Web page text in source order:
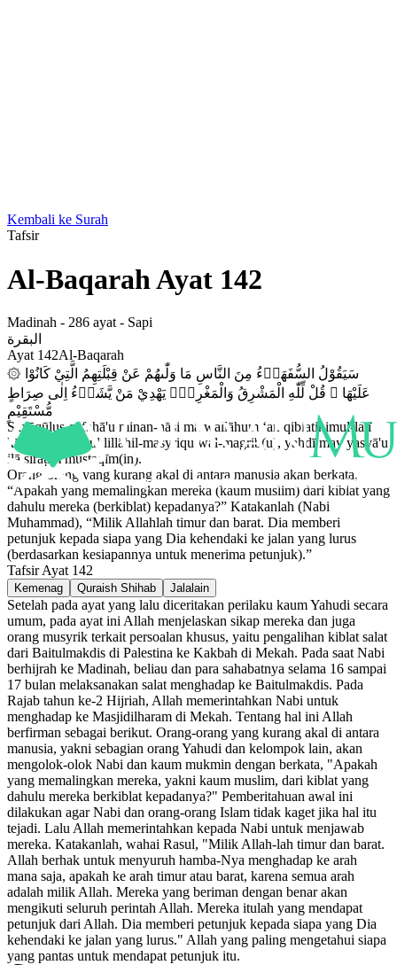
Kembali ke Surah
Tafsir
Al-BaqarahAyat 142
Madinah - 286 ayat - Sapi
البقرة
Ayat 142Al-Baqarah
۞ سَيَقُوْلُ السُّفَهَاۤءُ مِنَ النَّاسِ مَا وَلّٰىهُمْ عَنْ قِبْلَتِهِمُ الَّتِيْ كَانُوْا
عَلَيْهَا ۗ قُلْ لِّلّٰهِ الْمَشْرِقُ وَالْمَغْرِبُۗ يَهْدِيْ مَنْ يَّشَاۤءُ اِلٰى صِرَاطٍ
مُّسْتَقِيْمٍ
Sayāqūlus-sufahā'u minan-nāsi mā wallāhum ‘an qiblatihimul-latī
kānū ‘alaihā, qul lillāhil-masyriqu wal-magrib(u), yahdī may yasyā'u
ilā ṣirāṭim mustaqīm(in).
Orang-orang yang kurang akal di antara manusia akan berkata,
“Apakah yang memalingkan mereka (kaum muslim) dari kiblat yang
dahulu mereka (berkiblat) kepadanya?” Katakanlah (Nabi
Muhammad), “Milik Allahlah timur dan barat. Dia memberi
petunjuk kepada siapa yang Dia kehendaki ke jalan yang lurus
(berdasarkan kesiapannya untuk menerima petunjuk).”
Tafsir Ayat 142
Kemenag Quraish Shihab Jalalain
Setelah pada ayat yang lalu diceritakan perilaku kaum Yahudi secara
umum, pada ayat ini Allah menjelaskan sikap mereka dan juga
orang musyrik terkait persoalan khusus, yaitu pengalihan kiblat salat
dari Baitulmakdis di Palestina ke Kakbah di Mekah. Pada saat Nabi
berhijrah ke Madinah, beliau dan para sahabatnya selama 16 sampai
17 bulan melaksanakan salat menghadap ke Baitulmakdis. Pada
Rajab tahun ke-2 Hijriah, Allah memerintahkan Nabi untuk
menghadap ke Masjidilharam di Mekah. Tentang hal ini Allah
berfirman sebagai berikut. Orang-orang yang kurang akal di antara
manusia, yakni sebagian orang Yahudi dan kelompok lain, akan
mengolok-olok Nabi dan kaum mukmin dengan berkata, "Apakah
yang memalingkan mereka, yakni kaum muslim, dari kiblat yang
dahulu mereka berkiblat kepadanya?" Pemberitahuan awal ini
dilakukan agar Nabi dan orang-orang Islam tidak kaget jika hal itu
tejadi. Lalu Allah memerintahkan kepada Nabi untuk menjawab
mereka. Katakanlah, wahai Rasul, "Milik Allah-lah timur dan barat.
Allah berhak untuk menyuruh hamba-Nya menghadap ke arah
mana saja, apakah ke arah timur atau barat, karena semua arah
adalah milik Allah. Mereka yang beriman dengan benar akan
mengikuti seluruh perintah Allah. Mereka itulah yang mendapat
petunjuk dari Allah. Dia memberi petunjuk kepada siapa yang Dia
kehendaki ke jalan yang lurus." Allah yang paling mengetahui siapa
yang pantas untuk mendapat petunjuk itu.